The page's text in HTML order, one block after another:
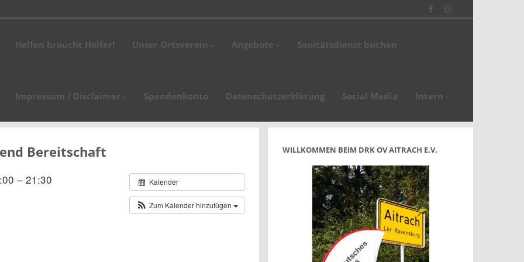
findet am 15. September 2026 statt.
FacebookInstagram
Helfen braucht Helfer! Unser Ortsverein Angebote Sanitätsdienst buchen
Impressum / Disclaimer Spendenkonto Datenschutzerklärung Social Media Intern
Bereitschaft
Kalender
Zum Kalender hinzufügen
– 21:30
WILLKOMMEN BEIM DRK OV AITRACH E.V.